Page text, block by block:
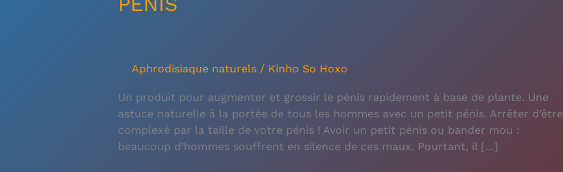
Aphrodisiaque naturels / Kinho So Hoxo
Un produit pour augmenter et grossir le pénis rapidement à base de plante. Une
astuce naturelle à la portée de tous les hommes avec un petit pénis. Arrêter d’être
complexé par la taille de votre pénis ! Avoir un petit pénis ou bander mou :
beaucoup d’hommes souffrent en silence de ces maux. Pourtant, il […]